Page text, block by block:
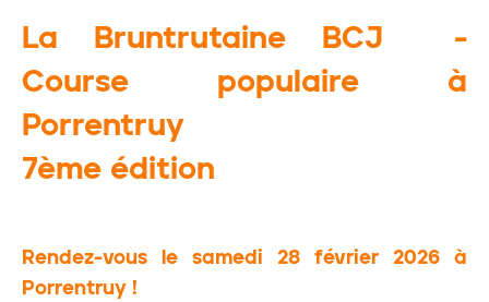
La Bruntrutaine BCJ -
Course populaire à
Porrentruy
7ème édition
Rendez-vous le samedi 28 février 2026 à
Porrentruy !